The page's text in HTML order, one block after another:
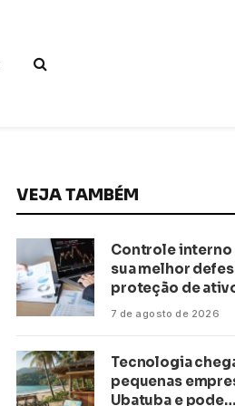
VEJA TAMBÉM
Controle interno
sua melhor
proteção de
saúde financeira!
7 de agosto de 2026
Tecnologia
pequenas
Ubatuba e pode